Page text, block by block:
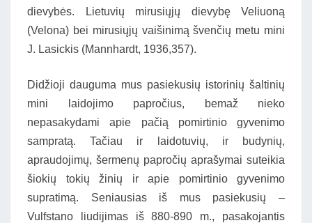
dievybės. Lietuvių mirusiųjų dievybę Veliuoną
(Velona) bei mirusiųjų vaišinimą švenčių metu mini
J. Lasickis (Mannhardt, 1936,357).
Didžioji dauguma mus pasiekusių istorinių šaltinių
mini laidojimo papročius, bemaž nieko
nepasakydami apie pačią pomirtinio gyvenimo
sampratą. Tačiau ir laidotuvių, ir budynių,
apraudojimų, šermenų papročių aprašymai suteikia
šiokių tokių žinių ir apie pomirtinio gyvenimo
supratimą. Seniausias iš mus pasiekusių –
Vulfstano liudijimas iš 880-890 m., pasakojantis